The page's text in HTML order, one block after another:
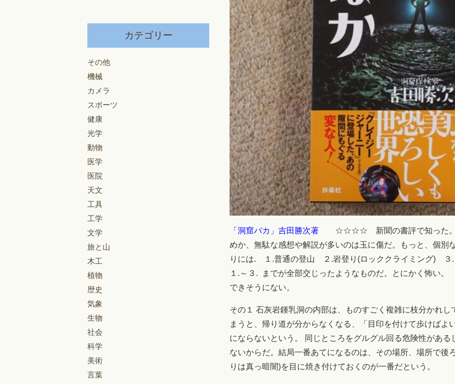
「洞窟バカ」吉田勝次著 ☆☆☆☆ 新聞の書評で知った。面
めか、無駄な感想や解説が多いのは玉に傷だ。もっと、個別
りには. １.普通の登山 ２.岩登り(ロッククライミング)
１.～３. までが全部交じったようなものだ。とにかく怖い
できそうにない。
その１ 石灰岩鍾乳洞の内部は、ものすごく複雑に枝分かれ
まうと、帰り道が分からなくなる、「目印を付けて歩けばよ
にならないという。 同じところをグルグル回る危険性があ
ないからだ。結局一番あてになるのは、その場所、場所で後
りは真っ暗闇)を目に焼き付けておくのが一番だという。
カテゴリー
その他
機械
カメラ
スポーツ
健康
光学
動物
医学
医院
天文
工具
工学
文学
旅と山
木工
植物
歴史
気象
生物
社会
科学
美術
言葉